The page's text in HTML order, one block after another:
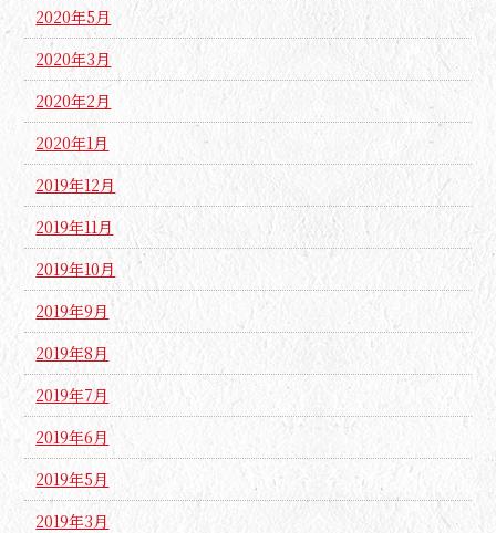
2020年5月
2020年3月
2020年2月
2020年1月
2019年12月
2019年11月
2019年10月
2019年9月
2019年8月
2019年7月
2019年6月
2019年5月
2019年3月